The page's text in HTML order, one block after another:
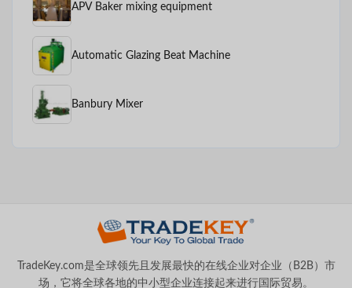
APV Baker mixing equipment
Automatic Glazing Beat Machine
Banbury Mixer
TradeKey.com是全球领先且发展最快的在线企业对企业（B2B）市
场，它将全球各地的中小型企业连接起来进行国际贸易。